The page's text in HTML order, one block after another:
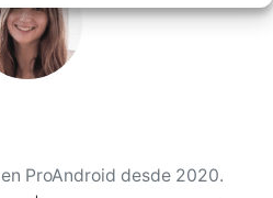
ProAndroid desde 2020.